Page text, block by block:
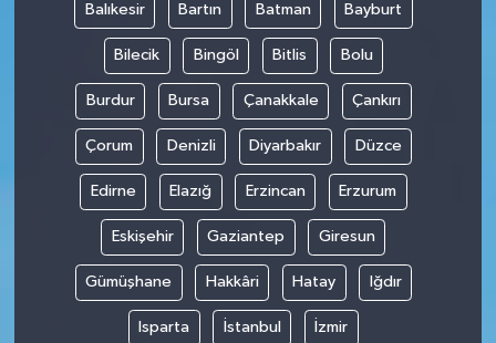
Balıkesir Bartın Batman Bayburt
Bilecik Bingöl Bitlis Bolu
Burdur Bursa Çanakkale Çankırı
Çorum Denizli Diyarbakır Düzce
Edirne Elazığ Erzincan Erzurum
Eskişehir Gaziantep Giresun
Gümüşhane Hakkâri Hatay Iğdır
Isparta İstanbul İzmir